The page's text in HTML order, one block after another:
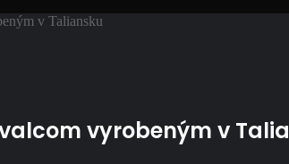
v Taliansku
vyrobeným v